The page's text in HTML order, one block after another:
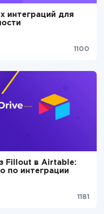
интеграций для
1100
Fillout в Airtable:
по интеграции
1181